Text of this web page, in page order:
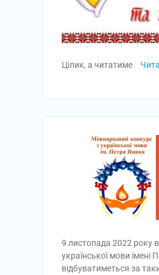
Цілик, а читатиме
9 листопада 2022 року
української мови імені
відбуватиметься за